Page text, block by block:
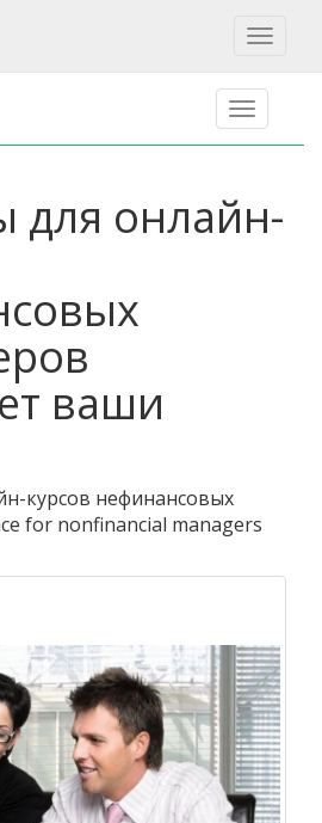
Toggle
для онлайн-
ваши
курсов нефинансовых
for nonfinancial managers